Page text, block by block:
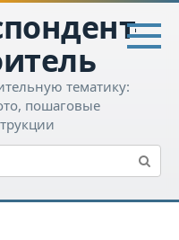
тематику:
пошаговые